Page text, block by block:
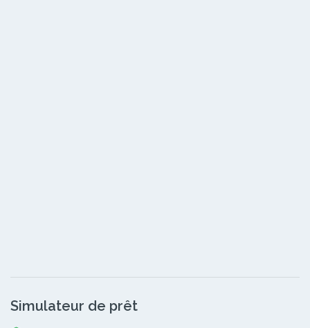
Simulateur de prêt